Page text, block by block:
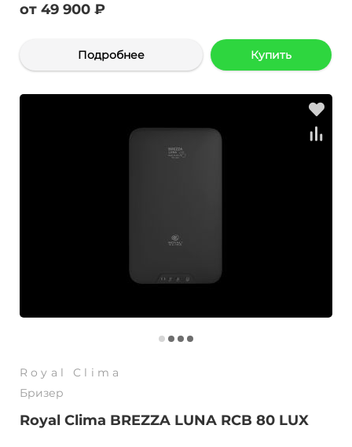
от 49 900 ₽
Подробнее Купить
Royal Clima
Бризер
Royal Clima BREZZA LUNA RCB 80 LUX